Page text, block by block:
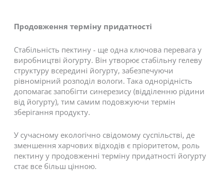
Продовження терміну придатності
Стабільність пектину - ще одна ключова перевага у
виробництві йогурту. Він утворює стабільну гелеву
структуру всередині йогурту, забезпечуючи
рівномірний розподіл вологи. Така однорідність
допомагає запобігти синерезису (відділенню рідини
від йогурту), тим самим подовжуючи термін
зберігання продукту.
У сучасному екологічно свідомому суспільстві, де
зменшення харчових відходів є пріоритетом, роль
пектину у продовженні терміну придатності йогурту
стає все більш цінною.